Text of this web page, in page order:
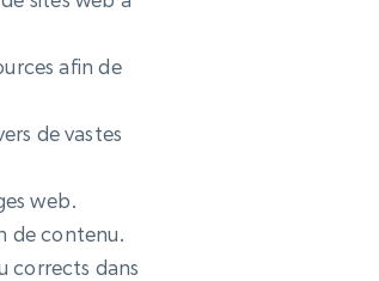
afin de
de vastes
web.
de contenu.
corrects dans